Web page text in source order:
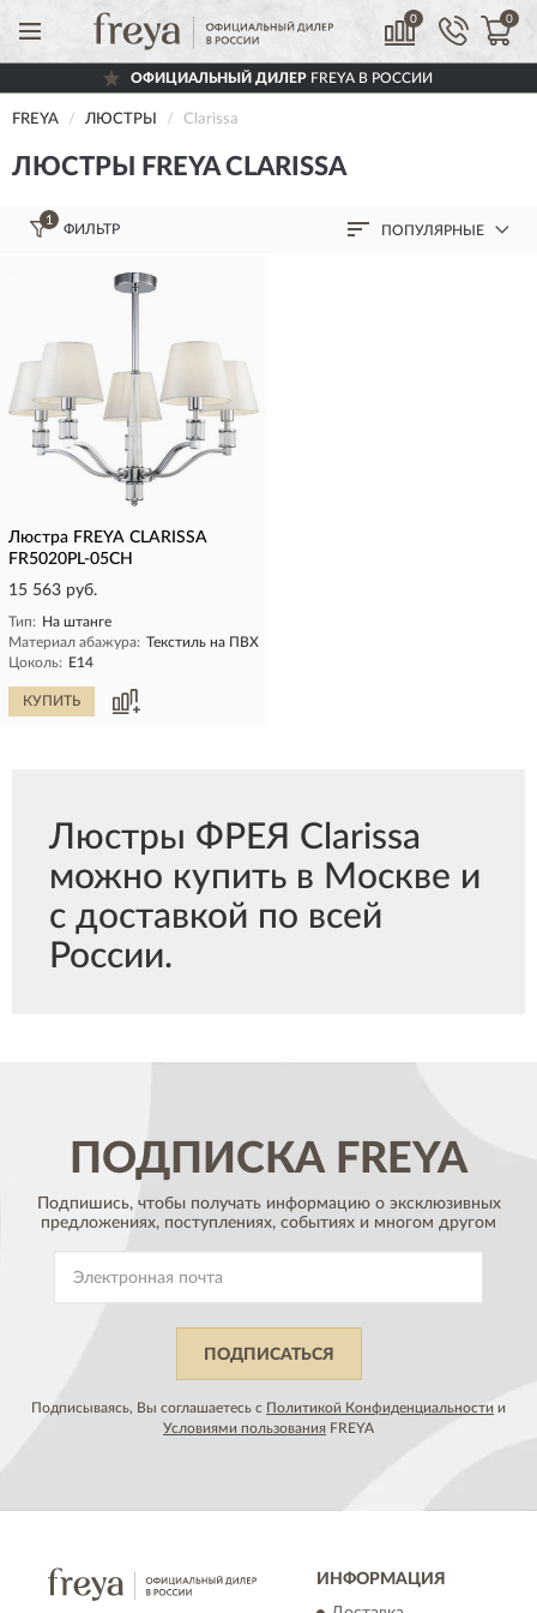
0 0
ОФИЦИАЛЬНЫЙ ДИЛЕРFREYA В РОССИИ
FREYA ЛЮСТРЫ Clarissa
ЛЮСТРЫ FREYA CLARISSA
1
ФИЛЬТР ПОПУЛЯРНЫЕ
Люстра FREYA CLARISSA
FR5020PL-05CH
15 563 руб.
Тип: На штанге
Материал абажура: Текстиль на ПВХ
Цоколь: E14
КУПИТЬ
Люстры ФРЕЯ Clarissa
можно купить в Москве и
с доставкой по всей
России.
ПОДПИСКА FREYA
Подпишись, чтобы получать информацию о эксклюзивных
предложениях, поступлениях, событиях и многом другом
ПОДПИСАТЬСЯ
Подписываясь, Вы соглашаетесь с Политикой Конфиденциальности и
Условиями пользования FREYA
ИНФОРМАЦИЯ